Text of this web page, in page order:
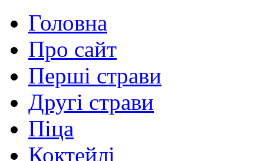
Головна
Про сайт
Перші страви
Другі страви
Піца
Коктейлі